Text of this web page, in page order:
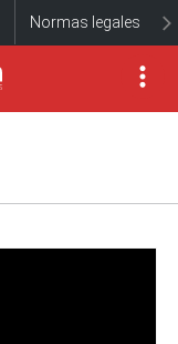
Normas legales